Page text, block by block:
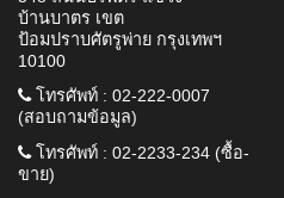
บ้านบาตร เขต
ป้อมปราบศัตรูพ่าย กรุงเทพฯ
10100
โทรศัพท์ : 02-222-0007
(สอบถามข้อมูล)
โทรศัพท์ : 02-2233-234 (ซื้อ-
ขาย)